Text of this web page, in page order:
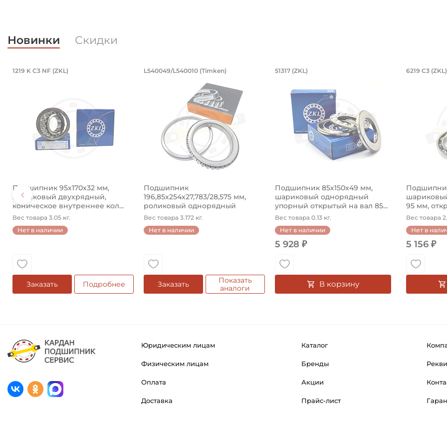
Новинки Скидки
Подшипник 95х170х32 мм, шариковый двухрядный, коническое
1219 K C3 NF (ZKL)
Подшипник 95х170х32 мм,
шариковый двухрядный,
коническое внутреннее кол...
Вес товара 3.05 кг.
Нет в наличии
Заказать Подробнее
Подшипник 196,85х254х27,783/28,575 мм,
L540049/L540010 (Timken)
Подшипник
196,85х254х27,783/28,575 мм,
роликовый однорядный
конический ...
Вес товара 3.172 кг.
Нет в наличии
Заказать
Показать
аналоги
Подшипник 85х150х49 мм,
51317 (ZKL)
Подшипник 85х150х49 мм,
шариковый однорядный
упорный открытый на вал 85...
Вес товара 0.13 кг.
Нет в наличии
5 928 ₽
В корзину
6219 C3 (ZKL)
95 мм,
Вес товара
Нет в
5 156 ₽
Юридическим лицам
Физическим лицам
Оплата
Доставка
Каталог
Бренды
Акции
Прайс-лист